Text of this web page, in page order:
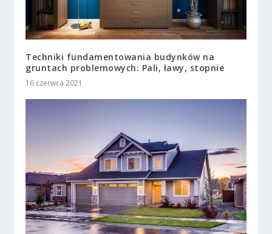
Techniki fundamentowania budynków na
gruntach problemowych: Pali, ławy, stopnie
16 czerwca 2021